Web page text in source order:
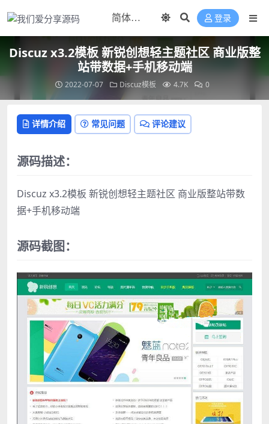
登录
Discuz x3.2模板 新锐创想轻主题社区 商业版整
站带数据+手机移动端
2022-07-07 Discuz模板 4.7K 0
详情介绍 常见问题 评论建议
源码描述：
Discuz x3.2模板 新锐创想轻主题社区 商业版整站带数
据+手机移动端
源码截图：